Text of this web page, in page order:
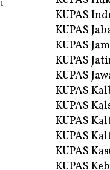
KUPAS
KUPAS
KUPAS
KUPAS
KUPAS
KUPAS
KUPAS
KUPAS
KUPAS
KUPAS
KUPAS